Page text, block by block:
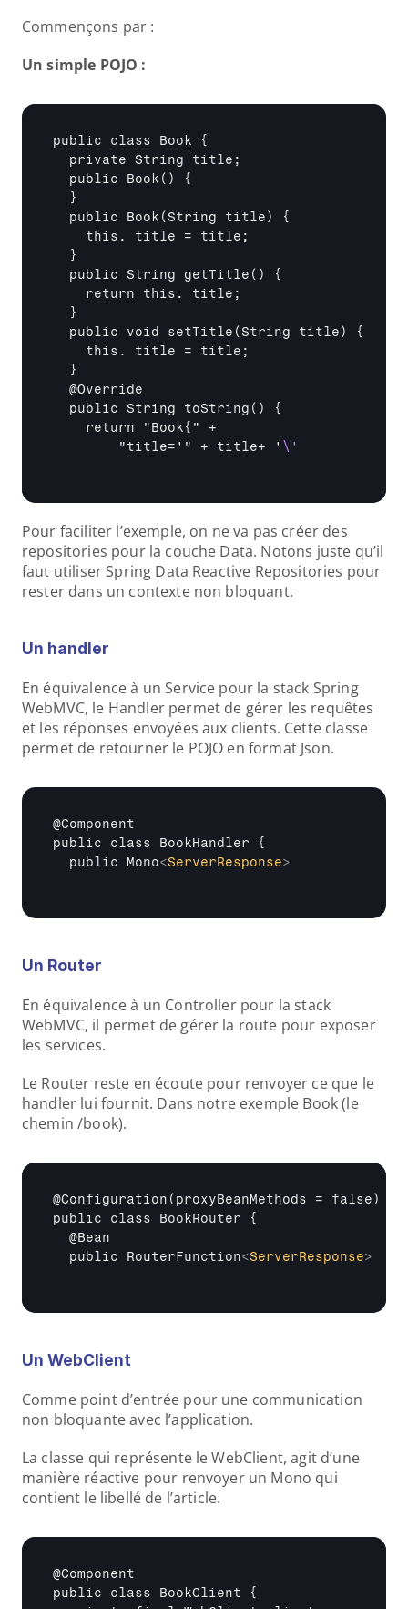
Commençons par :
Un simple POJO :
public class Book {
  private String title;
  public Book() {
  }
  public Book(String title) {
    this. title = title;
  }
  public String getTitle() {
    return this. title;
  }
  public void setTitle(String title) {
    this. title = title;
  }
  @Override
  public String toString() {
    return "Book{" +
        "title='" + title+ '
\'
Pour faciliter l’exemple, on ne va pas créer des
repositories pour la couche Data. Notons juste qu’il
faut utiliser Spring Data Reactive Repositories pour
rester dans un contexte non bloquant.
Un handler
En équivalence à un Service pour la stack Spring
WebMVC, le Handler permet de gérer les requêtes
et les réponses envoyées aux clients. Cette classe
permet de retourner le POJO en format Json.
@Component
public class BookHandler {
  public Mono
<ServerResponse>
Un Router
En équivalence à un Controller pour la stack
WebMVC, il permet de gérer la route pour exposer
les services.
Le Router reste en écoute pour renvoyer ce que le
handler lui fournit. Dans notre exemple Book (le
chemin /book).
@Configuration(proxyBeanMethods = false)
public class BookRouter {
  @Bean
  public RouterFunction
<ServerResponse>
Un WebClient
Comme point d’entrée pour une communication
non bloquante avec l’application.
La classe qui représente le WebClient, agit d’une
manière réactive pour renvoyer un Mono qui
contient le libellé de l’article.
@Component
public class BookClient {